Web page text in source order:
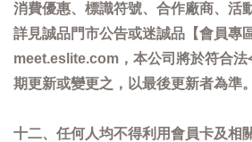
消費優惠、標識符號、合作廠商、活
詳見誠品門市公告或迷誠品【會員專
meet.eslite.com，本公司將於符合法
期更新或變更之，以最後更新者為準。
十二、任何人均不得利用會員卡及相